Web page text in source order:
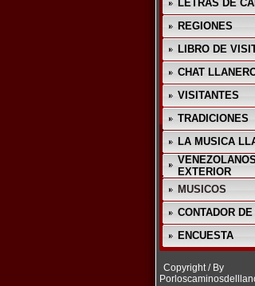
LETRAS DE
REGIONES
LIBRO DE
CHAT
VISITANTES
TRADICIONES
LA MUSICA
EXTERIOR
MUSICOS
CONTADOR
ENCUESTA
Copyright / By